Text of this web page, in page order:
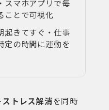
スマホアプリで毎
ことで可視化
起きてすぐ・仕事
定の時間に運動を
トレス解消を同時